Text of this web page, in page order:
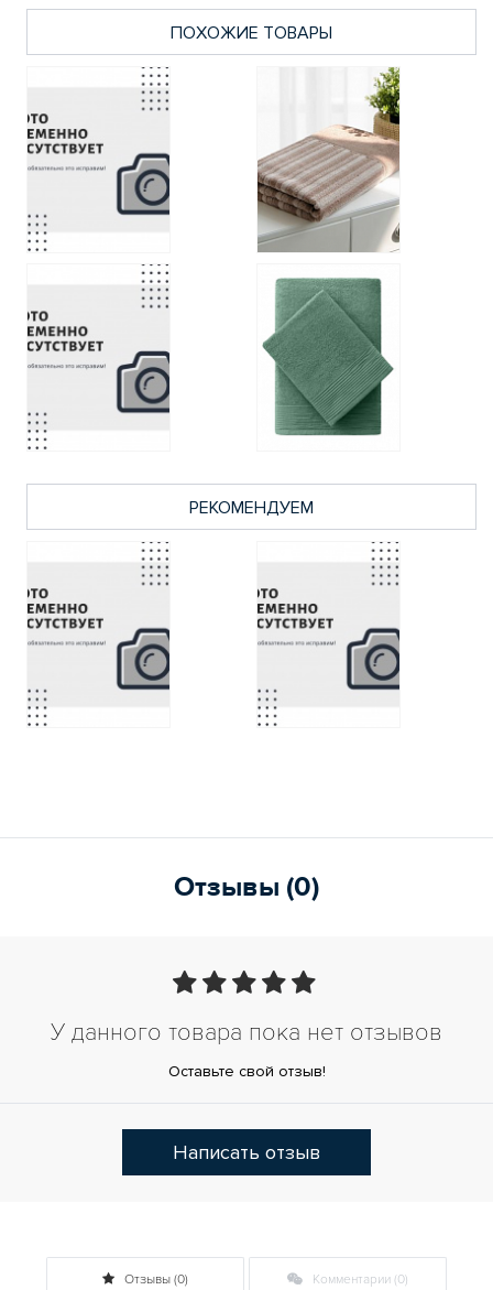
ПОХОЖИЕ ТОВАРЫ
РЕКОМЕНДУЕМ
Отзывы (0)
У данного товара пока нет отзывов
Оставьте свой отзыв!
Написать отзыв
Отзывы (0) Комментарии (0)